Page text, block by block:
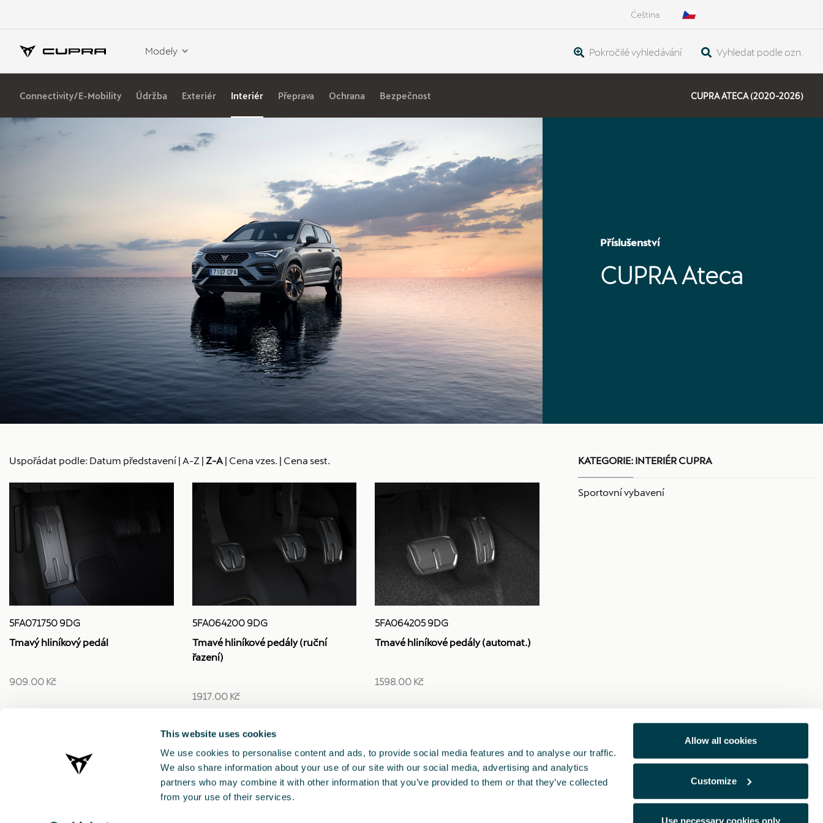
This website uses cookies
We use cookies to personalise content and ads, to provide social media features and to analyse our traffic.
We also share information about your use of our site with our social media, advertising and analytics
partners who may combine it with other information that you’ve provided to them or that they’ve collected
from your use of their services.
Allow all cookies
Customize
Use necessary cookies only
Čeština
Modely Pokročilé vyhledávání Vyhledat podle ozn.
Connectivity/E-Mobility Údržba Exteriér Interiér Přeprava Ochrana Bezpečnost CUPRA ATECA (2020-2026)
Příslušenství
CUPRA Ateca
Uspořádat podle: Datum představení | A-Z | Z-A | Cena vzes. | Cena sest.
5FA071750 9DG
Tmavý hliníkový pedál
909.00 Kč
5FA064200 9DG
Tmavé hliníkové pedály (ruční
řazení)
1917.00 Kč
5FA064205 9DG
Tmavé hliníkové pedály (automat.)
1598.00 Kč
KATEGORIE: INTERIÉR CUPRA
Sportovní vybavení